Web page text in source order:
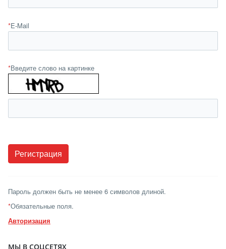
*E-Mail
*Введите слово на картинке
Пароль должен быть не менее 6 символов длиной.
*Обязательные поля.
Авторизация
МЫ В СОЦСЕТЯХ